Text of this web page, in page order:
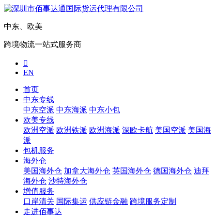
中东、欧美
跨境物流一站式服务商

EN
首页
中东专线
中东空派 中东海派 中东小包
欧美专线
欧洲空派 欧洲铁派 欧洲海派 深欧卡航 美国空派 美国海
派
包机服务
海外仓
美国海外仓 加拿大海外仓 英国海外仓 德国海外仓 迪拜
海外仓 沙特海外仓
增值服务
口岸清关 国际集运 供应链金融 跨境服务定制
走进佰事达